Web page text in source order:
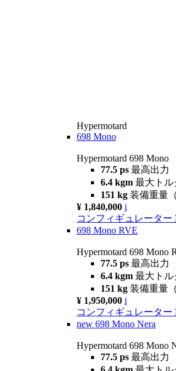
Hypermotard
698 Mono
Hypermotard 698 Mono
77.5 ps 最高出力
6.4 kgm 最大トル
151 kg 装備重量
¥ 1,840,000 i
コンフィギュレーター
698 Mono RVE
Hypermotard 698 Mono
77.5 ps 最高出力
6.4 kgm 最大トル
151 kg 装備重量
¥ 1,950,000 i
コンフィギュレーター
new 698 Mono Nera
Hypermotard 698 Mono
77.5 ps 最高出力